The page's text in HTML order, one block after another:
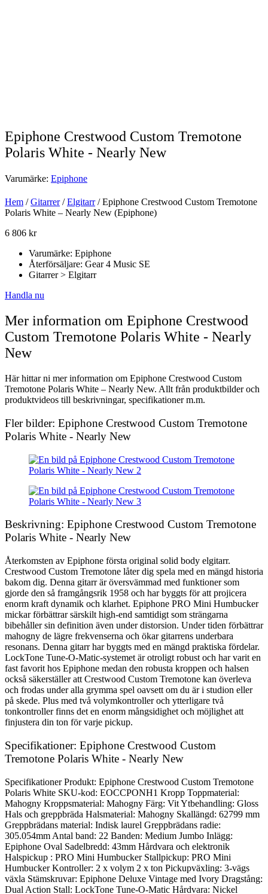
Epiphone Crestwood Custom Tremotone
Polaris White - Nearly New
Varumärke: Epiphone
Hem /Gitarrer/Elgitarr/ Epiphone Crestwood Custom Tremotone
Polaris White – Nearly New (Epiphone)
6 806 kr
Varumärke: Epiphone
Återförsäljare: Gear 4 Music SE
Gitarrer > Elgitarr
Handla nu
Mer information om Epiphone Crestwood
Custom Tremotone Polaris White - Nearly
New
Här hittar ni mer information om Epiphone Crestwood Custom
Tremotone Polaris White – Nearly New. Allt från produktbilder och
produktvideos till beskrivningar, specifikationer m.m.
Fler bilder: Epiphone Crestwood Custom Tremotone
Polaris White - Nearly New
Beskrivning: Epiphone Crestwood Custom Tremotone
Polaris White - Nearly New
Återkomsten av Epiphone första original solid body elgitarr.
Crestwood Custom Tremotone låter dig spela med en mängd historia
bakom dig. Denna gitarr är översvämmad med funktioner som
gjorde den så framgångsrik 1958 och har byggts för att projicera
enorm kraft dynamik och klarhet. Epiphone PRO Mini Humbucker
mickar förbättrar särskilt high-end samtidigt som strängarna
bibehåller sin definition även under distorsion. Under tiden förbättrar
mahogny de lägre frekvenserna och ökar gitarrens underbara
resonans. Denna gitarr har byggts med en mängd praktiska fördelar.
LockTone Tune-O-Matic-systemet är otroligt robust och har varit en
fast favorit hos Epiphone medan den robusta kroppen och halsen
också säkerställer att Crestwood Custom Tremotone kan överleva
och frodas under alla grymma spel oavsett om du är i studion eller
på skede. Plus med två volymkontroller och ytterligare två
tonkontroller finns det en enorm mångsidighet och möjlighet att
finjustera din ton för varje pickup.
Specifikationer: Epiphone Crestwood Custom
Tremotone Polaris White - Nearly New
Specifikationer Produkt: Epiphone Crestwood Custom Tremotone
Polaris White SKU-kod: EOCCPONH1 Kropp Toppmaterial:
Mahogny Kroppsmaterial: Mahogny Färg: Vit Ytbehandling: Gloss
Hals och greppbräda Halsmaterial: Mahogny Skallängd: 62799 mm
Greppbrädans material: Indisk laurel Greppbrädans radie:
305.054mm Antal band: 22 Banden: Medium Jumbo Inlägg:
Epiphone Oval Sadelbredd: 43mm Hårdvara och elektronik
Halspickup : PRO Mini Humbucker Stallpickup: PRO Mini
Humbucker Kontroller: 2 x volym 2 x ton Pickupväxling: 3-vägs
växla Stämskruvar: Epiphone Deluxe Vintage med Ivory Dragstång:
Dual Action Stall: LockTone Tune-O-Matic Hårdvara: Nickel